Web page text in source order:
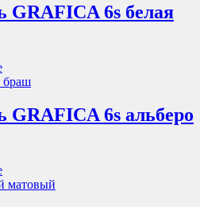
GRAFICA 6s белая
GRAFICA 6s альберо